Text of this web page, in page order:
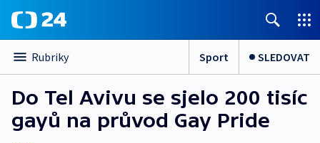
Rubriky Sport SLEDOVAT
Do Tel Avivu se sjelo 200 tisíc
gayů na průvod Gay Pride